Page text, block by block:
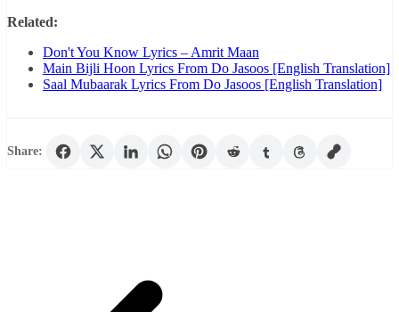
Related:
Don't You Know Lyrics – Amrit Maan
Main Bijli Hoon Lyrics From Do Jasoos [English Translation]
Saal Mubaarak Lyrics From Do Jasoos [English Translation]
Share: